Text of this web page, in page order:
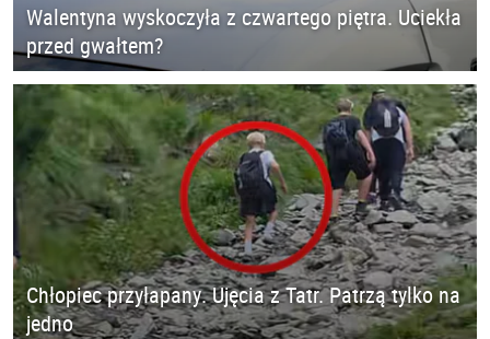
Walentyna wyskoczyła z czwartego piętra. Uciekła
przed gwałtem?
Chłopiec przyłapany. Ujęcia z Tatr. Patrzą tylko na
jedno